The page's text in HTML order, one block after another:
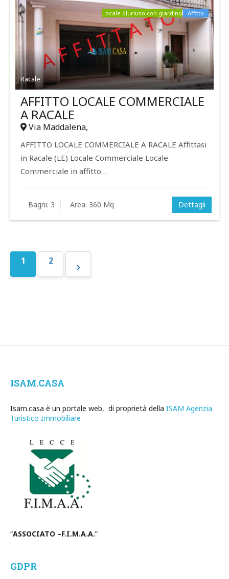
Racale
Affitto
Locale pluriuso con giardino
AFFITTO LOCALE COMMERCIALE
A RACALE
Via Maddalena,
AFFITTO LOCALE COMMERCIALE A RACALE Affittasi
in Racale (LE) Locale Commerciale Locale
Commerciale in affitto…
Bagni: 3 Area: 360 Mq Dettagli
1 2
»
ISAM.CASA
Isam.casa è un portale web, di proprietà della ISAM Agenzia
Turistico Immobiliare
“ASSOCIATO –F.I.M.A.A.”
GDPR